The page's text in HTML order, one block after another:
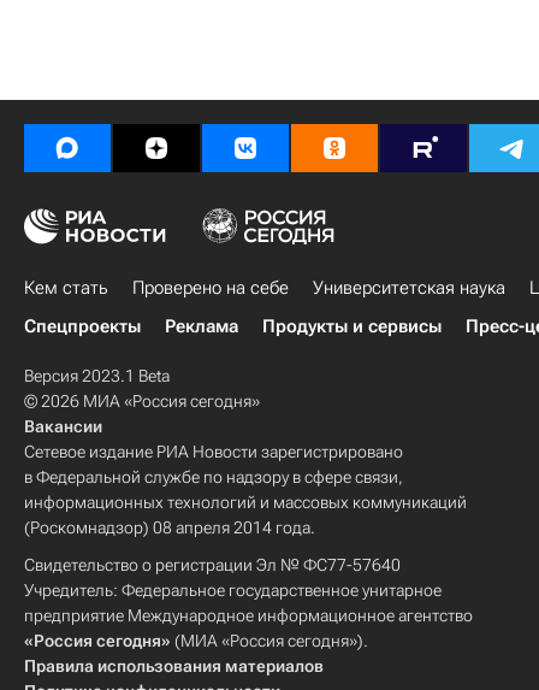
Кем стать Проверено на себе Университетская наука
Спецпроекты
Реклама Продукты и сервисы Пресс-
Версия 2023.1 Beta
© 2026 МИА «Россия сегодня»
Вакансии
Сетевое издание РИА Новости зарегистрировано
в Федеральной службе по надзору в сфере связи,
информационных технологий и массовых коммуникаций
(Роскомнадзор) 08 апреля 2014 года.
Свидетельство о регистрации Эл № ФС77-57640
Учредитель: Федеральное государственное унитарное
предприятие Международное информационное агентство
«Россия сегодня» (МИА «Россия сегодня»).
Правила использования материалов